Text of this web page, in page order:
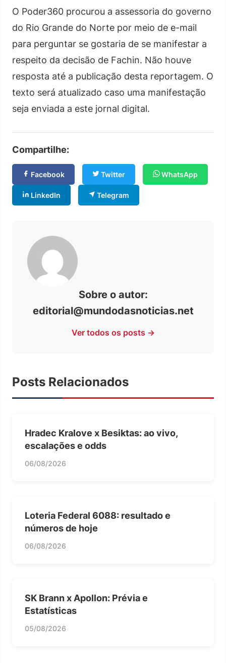
O Poder360 procurou a assessoria do governo
do Rio Grande do Norte por meio de e-mail
para perguntar se gostaria de se manifestar a
respeito da decisão de Fachin. Não houve
resposta até a publicação desta reportagem. O
texto será atualizado caso uma manifestação
seja enviada a este jornal digital.
Compartilhe:
Facebook Twitter WhatsApp
LinkedIn Telegram
Sobre o autor:
editorial@mundodasnoticias.net
Ver todos os posts →
Posts Relacionados
Hradec Kralove x Besiktas: ao vivo,
escalações e odds
06/08/2026
Loteria Federal 6088: resultado e
números de hoje
06/08/2026
SK Brann x Apollon: Prévia e
Estatísticas
05/08/2026